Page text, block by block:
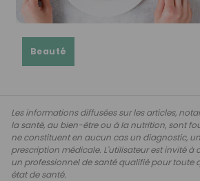
Beauté
Les informations diffusées sur les articles,
la santé, au bien-être ou à la nutrition, sont
ne constituent en aucun cas un diagnostic,
prescription médicale. L'utilisateur est invité à
un professionnel de santé qualifié pour toute
état de santé.